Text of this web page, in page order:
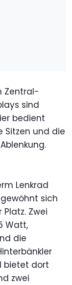
Zentral-
sind
bedient
Sitzen und die
Lenkrad
sich
Zwei
Watt,
die
bietet dort
zwei